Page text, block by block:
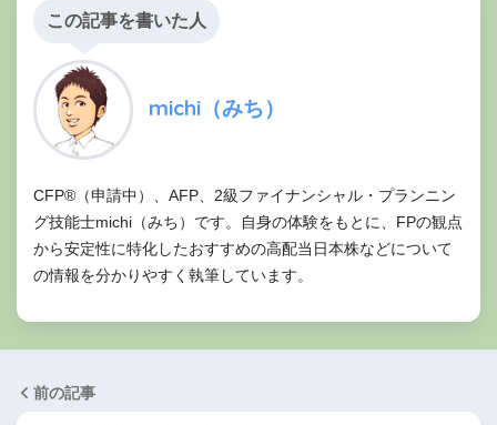
この記事を書いた人
michi（みち）
CFP®（申請中）、AFP、2級ファイナンシャル・プランニン
グ技能士michi（みち）です。自身の体験をもとに、FPの観点
から安定性に特化したおすすめの高配当日本株などについて
の情報を分かりやすく執筆しています。
前の記事